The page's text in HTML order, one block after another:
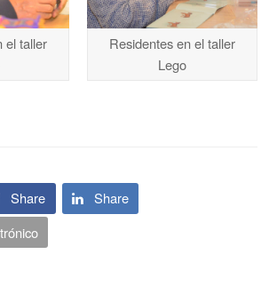
el taller
Residentes en el taller
Lego
Share
Share